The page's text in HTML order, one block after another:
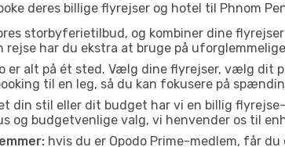
deres billige flyrejser og hotel til Phnom
storbyferietilbud, og kombiner dine
rejse har du ekstra at bruge på
er alt på ét sted. Vælg dine flyrejser, vælg
til en leg, så du kan fokusere på
din stil eller dit budget har vi en billig
og budgetvenlige valg, vi henvender os til
hvis du er Opodo Prime-medlem, får